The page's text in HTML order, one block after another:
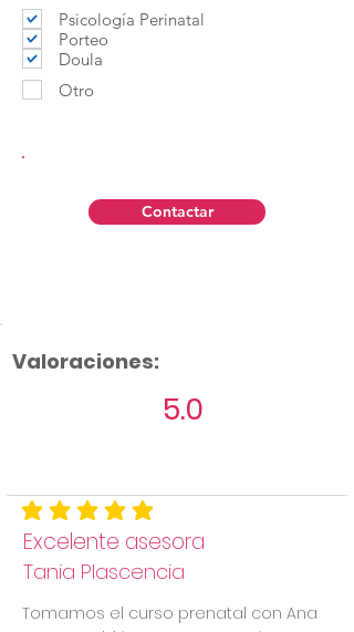
Excelente asesora
Tomamos el curso prenatal con Ana
la calificación promedio es 5 de 5
Tania Plascencia
5.0
Valoraciones:
Psicología Perinatal
Porteo
Doula
Otro
Contactar